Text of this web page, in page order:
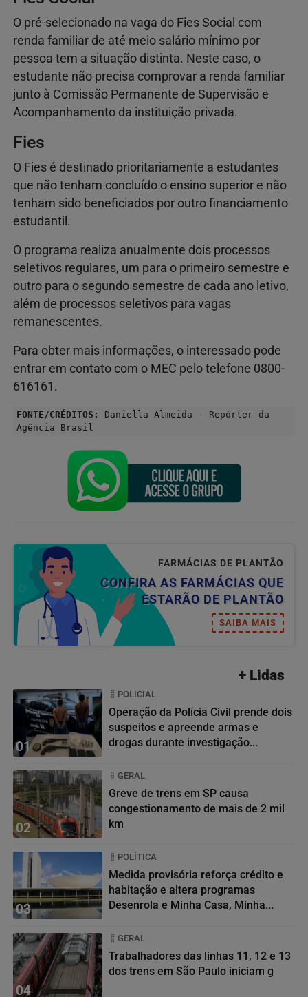
O pré-selecionado na vaga do Fies Social com
renda familiar de até meio salário mínimo por
pessoa tem a situação distinta. Neste caso, o
estudante não precisa comprovar a renda familiar
junto à Comissão Permanente de Supervisão e
Acompanhamento da instituição privada.
Fies
O Fies é destinado prioritariamente a estudantes
que não tenham concluído o ensino superior e não
tenham sido beneficiados por outro financiamento
estudantil.
O programa realiza anualmente dois processos
seletivos regulares, um para o primeiro semestre e
outro para o segundo semestre de cada ano letivo,
além de processos seletivos para vagas
remanescentes.
Para obter mais informações, o interessado pode
entrar em contato com o MEC pelo telefone 0800-
616161.
FONTE/CRÉDITOS:
Daniella Almeida - Repórter da
Agência Brasil
FARMÁCIAS DE PLANTÃO
CONFIRA AS FARMÁCIAS QUE
ESTARÃO DE PLANTÃO
SAIBA MAIS
+ Lidas
01
POLICIAL
Operação da Polícia Civil prende dois
suspeitos e apreende armas e
drogas durante investigação...
02
GERAL
Greve de trens em SP causa
congestionamento de mais de 2 mil
km
03
POLÍTICA
Medida provisória reforça crédito e
habitação e altera programas
Desenrola e Minha Casa, Minha...
04
GERAL
Trabalhadores das linhas 11, 12 e 13
dos trens em São Paulo iniciam g